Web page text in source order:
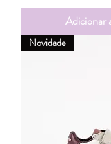
Adicionar
Novidade